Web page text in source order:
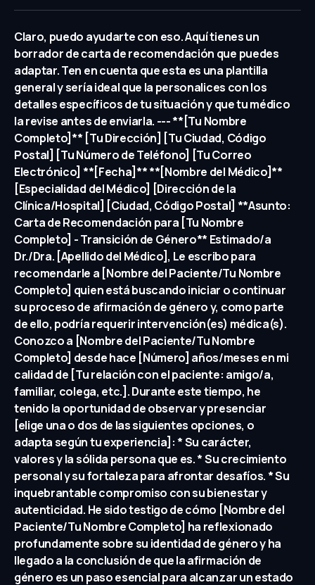
Claro, puedo ayudarte con eso. Aquí tienes un
borrador de carta de recomendación que puedes
adaptar. Ten en cuenta que esta es una plantilla
general y sería ideal que la personalices con los
detalles específicos de tu situación y que tu médico
la revise antes de enviarla. --- **[Tu Nombre
Completo]** [Tu Dirección] [Tu Ciudad, Código
Postal] [Tu Número de Teléfono] [Tu Correo
Electrónico] **[Fecha]** **[Nombre del Médico]**
[Especialidad del Médico] [Dirección de la
Clínica/Hospital] [Ciudad, Código Postal] **Asunto:
Carta de Recomendación para [Tu Nombre
Completo] - Transición de Género** Estimado/a
Dr./Dra. [Apellido del Médico], Le escribo para
recomendarle a [Nombre del Paciente/Tu Nombre
Completo] quien está buscando iniciar o continuar
su proceso de afirmación de género y, como parte
de ello, podría requerir intervención(es) médica(s).
Conozco a [Nombre del Paciente/Tu Nombre
Completo] desde hace [Número] años/meses en mi
calidad de [Tu relación con el paciente: amigo/a,
familiar, colega, etc.]. Durante este tiempo, he
tenido la oportunidad de observar y presenciar
[elige una o dos de las siguientes opciones, o
adapta según tu experiencia]: * Su carácter,
valores y la sólida persona que es. * Su crecimiento
personal y su fortaleza para afrontar desafíos. * Su
inquebrantable compromiso con su bienestar y
autenticidad. He sido testigo de cómo [Nombre del
Paciente/Tu Nombre Completo] ha reflexionado
profundamente sobre su identidad de género y ha
llegado a la conclusión de que la afirmación de
género es un paso esencial para alcanzar un estado